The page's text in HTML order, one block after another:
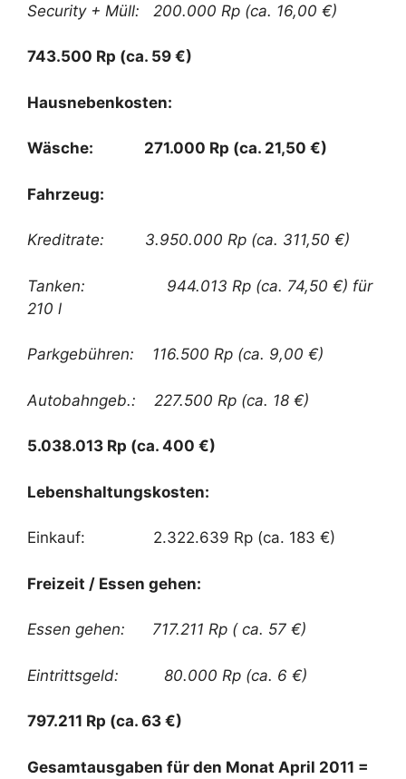
Security + Müll: 200.000 Rp (ca. 16,00 €)
743.500 Rp (ca. 59 €)
Hausnebenkosten:
Wäsche: 271.000 Rp (ca. 21,50 €)
Fahrzeug:
Kreditrate: 3.950.000 Rp (ca. 311,50 €)
Tanken: 944.013 Rp (ca. 74,50 €) für
210 l
Parkgebühren: 116.500 Rp (ca. 9,00 €)
Autobahngeb.: 227.500 Rp (ca. 18 €)
5.038.013 Rp (ca. 400 €)
Lebenshaltungskosten:
Einkauf: 2.322.639 Rp (ca. 183 €)
Freizeit / Essen gehen:
Essen gehen: 717.211 Rp ( ca. 57 €)
Eintrittsgeld: 80.000 Rp (ca. 6 €)
797.211 Rp (ca. 63 €)
Gesamtausgaben für den Monat April 2011 =